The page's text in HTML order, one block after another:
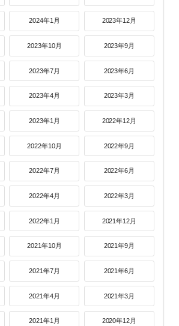
2024年1月 2023年12月
2023年10月 2023年9月
2023年7月 2023年6月
2023年4月 2023年3月
2023年1月 2022年12月
2022年10月 2022年9月
2022年7月 2022年6月
2022年4月 2022年3月
2022年1月 2021年12月
2021年10月 2021年9月
2021年7月 2021年6月
2021年4月 2021年3月
2021年1月 2020年12月